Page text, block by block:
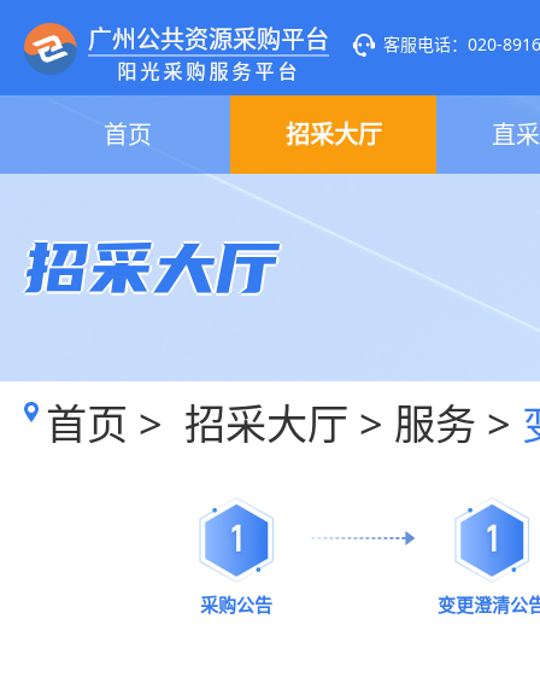
客服电话：020-
首页 招采大厅 直
招采大厅
首页 > 招采大厅 > 服务 >
1
采购公告
1
变更澄清公